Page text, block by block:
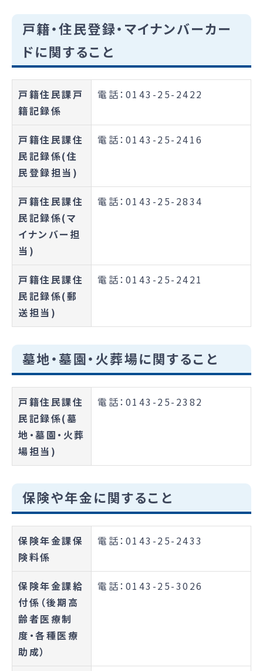
戸籍・住民登録・マイナンバーカー
ドに関すること
戸籍住民課戸
籍記録係
電話：0143-25-2422
戸籍住民課住
民記録係(住
民登録担当)
電話：0143-25-2416
戸籍住民課住
民記録係(マ
イナンバー担
当)
電話：0143-25-2834
戸籍住民課住
民記録係(郵
送担当)
電話：0143-25-2421
墓地・墓園・火葬場に関すること
戸籍住民課住
民記録係(墓
地・墓園・火葬
場担当)
電話：0143-25-2382
保険や年金に関すること
保険年金課保
険料係
電話：0143-25-2433
保険年金課給
付係（後期高
齢者医療制
度・各種医療
助成）
電話：0143-25-3026